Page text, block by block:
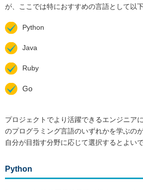
が、ここでは特におすすめの言語として以
Python
Java
Ruby
Go
プロジェクトでより活躍できるエンジニア
のプログラミング言語のいずれかを学ぶの
自分が目指す分野に応じて選択するとよいで
Python